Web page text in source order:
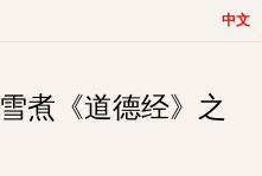
中文
煮《道德经》之